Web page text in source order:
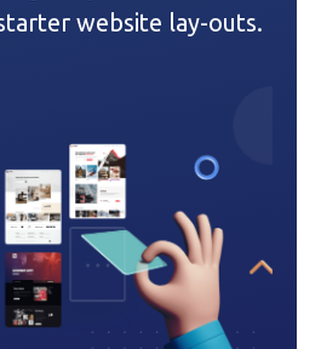
website lay-outs.